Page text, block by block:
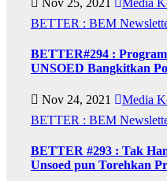
Nov 25, 2021
Media
BETTER : BEM
BETTER#294 :
UNSOED Bangkitkan
Nov 24, 2021
Media
BETTER : BEM
BETTER #293 : Tak
Unsoed pun Torehkan